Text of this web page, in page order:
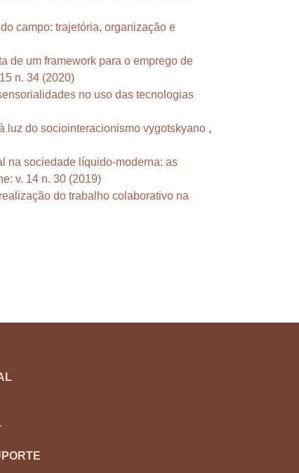
campo: trajetória, organização e
de um framework para o emprego de
n. 34 (2020)
no uso das tecnologias
luz do sociointeracionismo vygotskyano ,
na sociedade líquido-moderna: as
v. 14 n. 30 (2019)
do trabalho colaborativo na